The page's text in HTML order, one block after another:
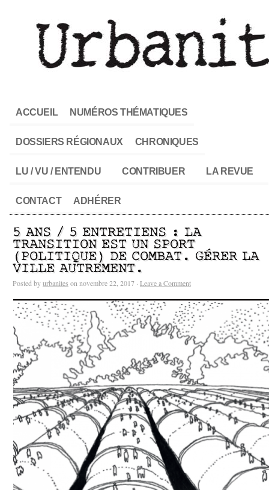
ACCUEIL NUMÉROS THÉMATIQUES
DOSSIERS RÉGIONAUX CHRONIQUES
LU / VU / ENTENDU CONTRIBUER LA REVUE
CONTACT ADHÉRER
5 ANS / 5 ENTRETIENS : LA
TRANSITION EST UN SPORT
(POLITIQUE) DE COMBAT. GÉRER LA
VILLE AUTREMENT.
Posted byurbanites on novembre 22, 2017 · Leave a Comment